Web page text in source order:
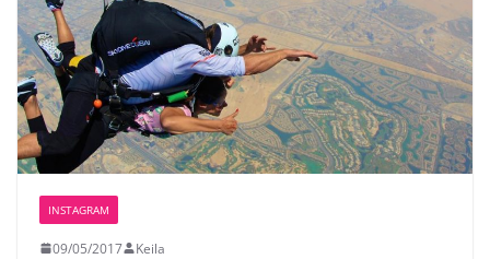
INSTAGRAM
09/05/2017 Keila